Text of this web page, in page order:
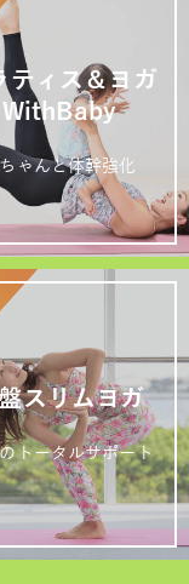
ティス＆ヨガ
WithBaby
ゃんと体幹強化
スリムヨガ
トータルサポート